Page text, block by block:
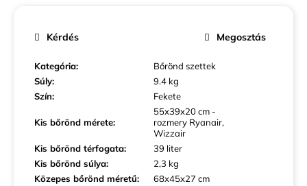
Kategória:
Bőrönd szettek
Súly:
9.4 kg
Szín: Fekete
Kis bőrönd mérete:
55x39x20 cm -
rozmery Ryanair,
Wizzair
Kis bőrönd térfogata:
39 liter
Kis bőrönd súlya:
2,3 kg
Közepes bőrönd méretű:
68x45x27 cm
Kérdés Megosztás